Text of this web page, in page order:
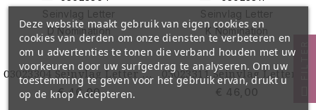
03023304 Seinvlag Letter D Nomination
€ 46,00 € 46,00
Deze website maakt gebruik van eigen cookies en
cookies van derden om onze diensten te verbeteren en
om u advertenties te tonen die verband houden met uw
voorkeuren door uw surfgedrag te analyseren. Om uw
toestemming te geven voor het gebruik ervan, drukt u
op de knop Accepteren.